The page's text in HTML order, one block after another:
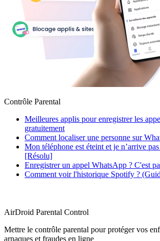
Contrôle Parental
Meilleures applis pour enregistrer les
gratuitement
Comment localiser une personne sur
Mon téléphone est éteint et je n’arrive
[Résolu]
Enregistrer un appel WhatsApp ? C'est
Comment voir l'historique Spotify ?
AirDroid Parental Control
Mettre le contrôle parental pour protéger vos
arnaques et fraudes en ligne